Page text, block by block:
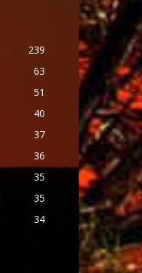
239
63
51
40
37
36
35
35
34